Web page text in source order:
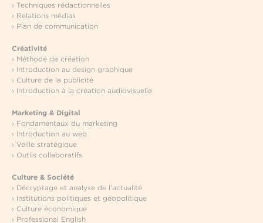
› Techniques rédactionnelles
› Relations médias
› Plan de communication
Créativité
› Méthode de création
› Introduction au design graphique
› Culture de la publicité
› Introduction à la création audiovisuelle
Marketing & Digital
› Fondamentaux du marketing
› Introduction au web
› Veille stratégique
› Outils collaboratifs
Culture & Société
› Décryptage et analyse de l’actualité
› Institutions politiques et géopolitique
› Culture économique
› Professional English